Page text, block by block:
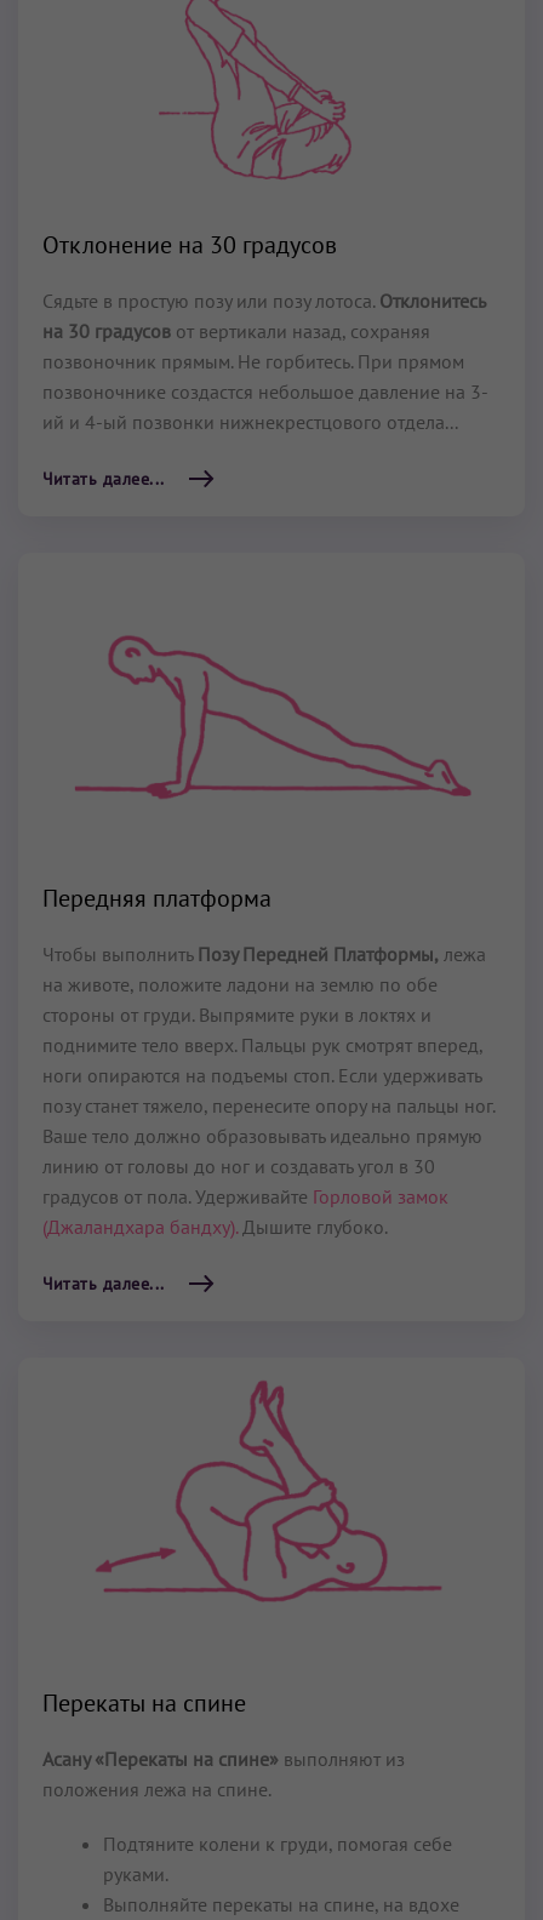
Отклонение на 30 градусов
Сядьте в простую позу или позу лотоса. Отклонитесь
на 30 градусов от вертикали назад, сохраняя
позвоночник прямым. Не горбитесь. При прямом
позвоночнике создастся небольшое давление на 3-
ий и 4-ый позвонки нижнекрестцового отдела...
Читать далее...
Передняя платформа
Чтобы выполнить Позу Передней Платформы, лежа
на животе, положите ладони на землю по обе
стороны от груди. Выпрямите руки в локтях и
поднимите тело вверх. Пальцы рук смотрят вперед,
ноги опираются на подъемы стоп. Если удерживать
позу станет тяжело, перенесите опору на пальцы ног.
Ваше тело должно образовывать идеально прямую
линию от головы до ног и создавать угол в 30
градусов от пола. Удерживайте Горловой замок
(Джаландхара бандху).Дышите глубоко.
Читать далее...
Перекаты на спине
Асану «Перекаты на спине» выполняют из
положения лежа на спине.
Подтяните колени к груди, помогая себе
руками.
Выполняйте перекаты на спине, на вдохе